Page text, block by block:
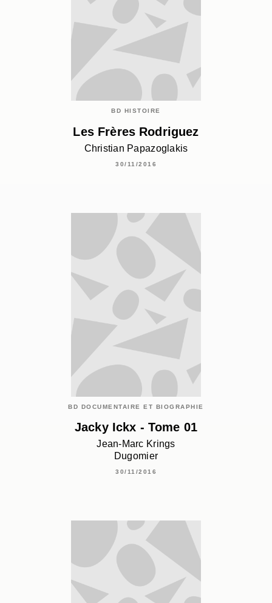
BD HISTOIRE
Les Frères Rodriguez
Christian Papazoglakis
30/11/2016
BD DOCUMENTAIRE ET BIOGRAPHIE
Jacky Ickx - Tome 01
Jean-Marc Krings
Dugomier
30/11/2016